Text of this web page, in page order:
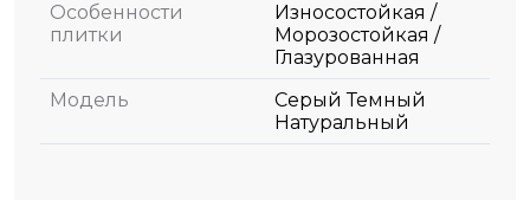
Особенности
плитки
Износостойкая /
Морозостойкая /
Глазурованная
Модель
Серый Темный
Натуральный